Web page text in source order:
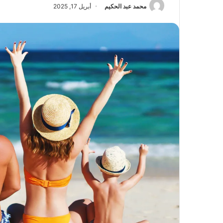
محمد عبد الحكيم أبريل 17, 2025